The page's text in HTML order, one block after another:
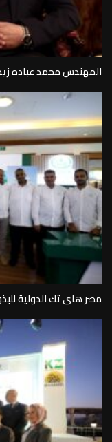
المهندس محمد عباده
مصر هاى تك الدولية